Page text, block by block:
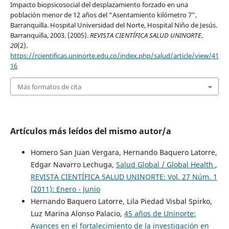
Impacto biopsicosocial del desplazamiento forzado en una
población menor de 12 años del “Asentamiento kilómetro 7”,
Barranquilla. Hospital Universidad del Norte, Hospital Niño de Jesús.
Barranquilla, 2003. (2005).REVISTA CIENTÍFICA SALUD UNINORTE,
20(2).
https://rcientificas.uninorte.edu.co/index.php/salud/article/view/41
16
Más formatos de cita
Artículos más leídos del mismo autor/a
Homero San Juan Vergara, Hernando Baquero Latorre,
Edgar Navarro Lechuga, Salud Global / Global Health ,
REVISTA CIENTÍFICA SALUD UNINORTE: Vol. 27 Núm. 1
(2011): Enero - Junio
Hernando Baquero Latorre, Lila Piedad Visbal Spirko,
Luz Marina Alonso Palacio, 45 años de Uninorte:
Avances en el fortalecimiento de la investigación en